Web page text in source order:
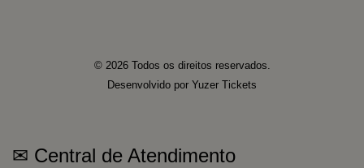
© 2026 Todos os direitos reservados.
Desenvolvido por Yuzer Tickets
✉ Central de Atendimento